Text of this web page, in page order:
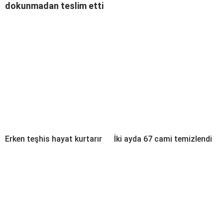
dokunmadan teslim etti
Erken teşhis hayat kurtarır İki ayda 67 cami temizlendi